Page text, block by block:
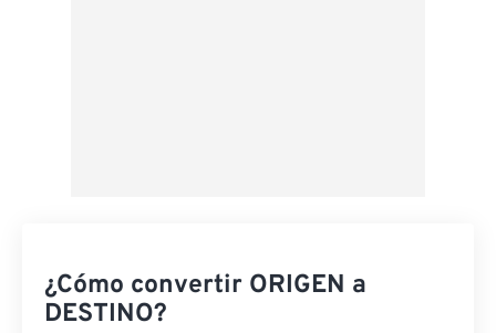
¿Cómo convertir ORIGEN a
DESTINO?